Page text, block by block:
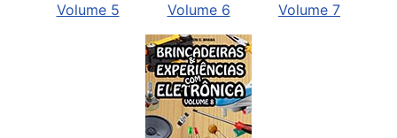
Volume 5 Volume 6 Volume 7